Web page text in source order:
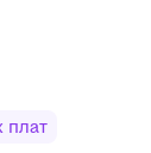
плат